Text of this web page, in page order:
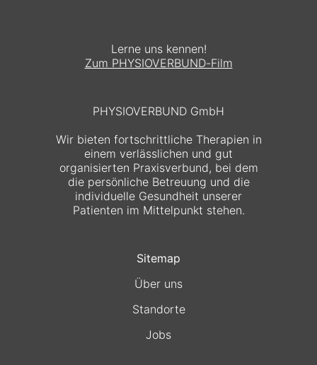
Lerne uns kennen!
Zum PHYSIOVERBUND-Film
PHYSIOVERBUND GmbH
Wir bieten fortschrittliche Therapien in
einem verlässlichen und gut
organisierten Praxisverbund, bei dem
die persönliche Betreuung und die
individuelle Gesundheit unserer
Patienten im Mittelpunkt stehen.
Sitemap
Über uns
Standorte
Jobs